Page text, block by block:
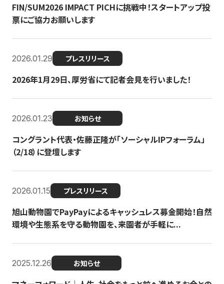
FIN/SUM2026 IMPACT PICHに挑戦中！スタートアップ投
票にご協力お願いします
2026.01.29 プレスリリース
2026年1月29日、厚労省にて記者会見を行いました！
2026.01.23 お知らせ
コングラント代表・佐藤正隆が「ソーシャルIPフォーラム」
（2/18）に登壇します
2026.01.15 プレスリリース
旭山動物園でPayPayによるキャッシュレス募金開始！自然
環境や生態系を守る動物園を、来園者が手軽に...
2025.12.26 お知らせ